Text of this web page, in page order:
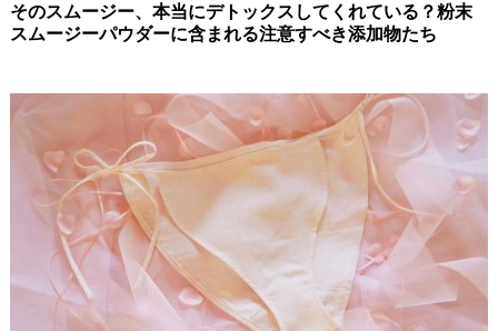
そのスムージー、本当にデトックスしてくれている？粉末
スムージーパウダーに含まれる注意すべき添加物たち